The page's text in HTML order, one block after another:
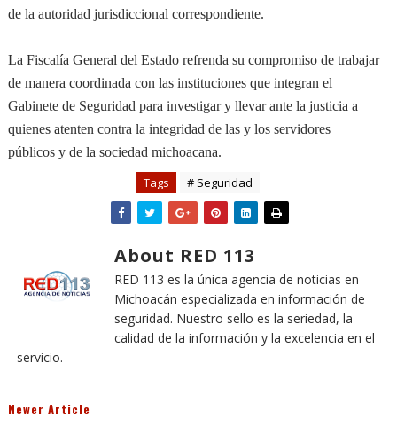
de la autoridad jurisdiccional correspondiente.
La Fiscalía General del Estado refrenda su compromiso de trabajar
de manera coordinada con las instituciones que integran el
Gabinete de Seguridad para investigar y llevar ante la justicia a
quienes atenten contra la integridad de las y los servidores
públicos y de la sociedad michoacana.
Tags # Seguridad
About RED 113
RED 113 es la única agencia de noticias en
Michoacán especializada en información de
seguridad. Nuestro sello es la seriedad, la
calidad de la información y la excelencia en el
servicio.
Newer Article